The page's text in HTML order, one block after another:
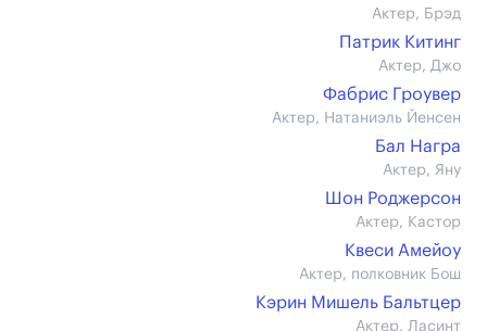
Актер, Брэд
Патрик Китинг
Актер, Джо
Фабрис Гроувер
Актер, Натаниэль Йенсен
Бал Награ
Актер, Яну
Шон Роджерсон
Актер, Кастор
Квеси Амейоу
Актер, полковник Бош
Кэрин Мишель Бальтцер
Актер, Ласинт